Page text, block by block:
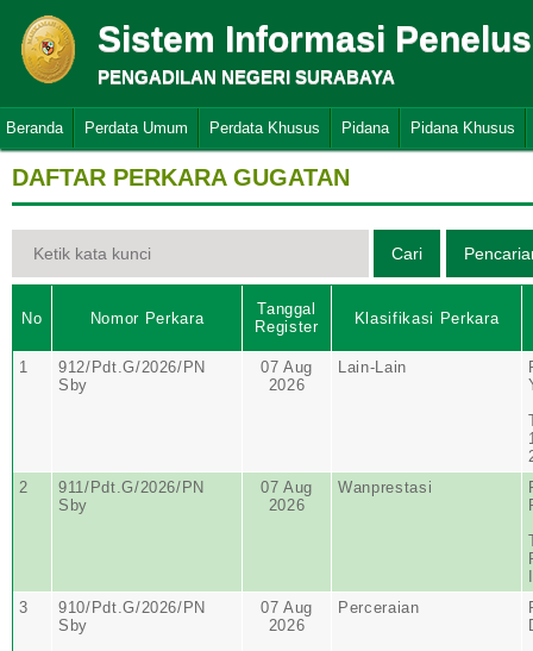
Sistem Informasi
PENGADILAN NEGERI SURABAYA
Beranda Perdata Umum Perdata Khusus Pidana Pidana Khusus
DAFTAR PERKARA GUGATAN
No Nomor Perkara
Tanggal
Register
Klasifikasi Perkara
1
912/Pdt.G/2026/PN
Sby
07 Aug
2026
Lain-Lain
2
911/Pdt.G/2026/PN
Sby
07 Aug
2026
Wanprestasi
3
910/Pdt.G/2026/PN
Sby
07 Aug
2026
Perceraian